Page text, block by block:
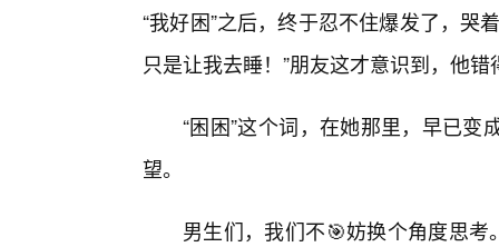
“我好困”之后，终于忍不住爆发了，哭
只是让我去睡！”朋友这才意识到，他
“困困”这个词，在她那里，早已
望。
男生们，我们不🎯妨换个角度思考